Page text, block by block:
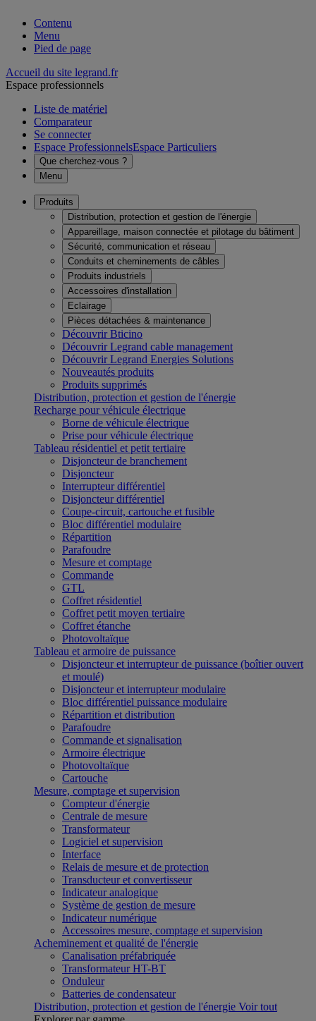
Contenu
Menu
Pied de page
Accueil du site legrand.fr
Espace professionnels
Liste de matériel
Comparateur
Se connecter
Espace ProfessionnelsEspace Particuliers
Que cherchez-vous ?
Menu
Produits
Distribution, protection et gestion de l'énergie
Appareillage, maison connectée et pilotage du bâtiment
Sécurité, communication et réseau
Conduits et cheminements de câbles
Produits industriels
Accessoires d'installation
Eclairage
Pièces détachées & maintenance
Découvrir Bticino
Découvrir Legrand cable management
Découvrir Legrand Energies Solutions
Nouveautés produits
Produits supprimés
Distribution, protection et gestion de l'énergie
Recharge pour véhicule électrique
Borne de véhicule électrique
Prise pour véhicule électrique
Tableau résidentiel et petit tertiaire
Disjoncteur de branchement
Disjoncteur
Interrupteur différentiel
Disjoncteur différentiel
Coupe-circuit, cartouche et fusible
Bloc différentiel modulaire
Répartition
Parafoudre
Mesure et comptage
Commande
GTL
Coffret résidentiel
Coffret petit moyen tertiaire
Coffret étanche
Photovoltaïque
Tableau et armoire de puissance
Disjoncteur et interrupteur de puissance (boîtier ouvert
et moulé)
Disjoncteur et interrupteur modulaire
Bloc différentiel puissance modulaire
Répartition et distribution
Parafoudre
Commande et signalisation
Armoire électrique
Photovoltaïque
Cartouche
Mesure, comptage et supervision
Compteur d'énergie
Centrale de mesure
Transformateur
Logiciel et supervision
Interface
Relais de mesure et de protection
Transducteur et convertisseur
Indicateur analogique
Système de gestion de mesure
Indicateur numérique
Accessoires mesure, comptage et supervision
Acheminement et qualité de l'énergie
Canalisation préfabriquée
Transformateur HT-BT
Onduleur
Batteries de condensateur
Distribution, protection et gestion de l'énergie Voir tout